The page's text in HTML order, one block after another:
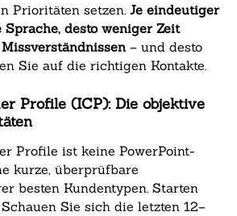
Prioritäten setzen. Je eindeutiger
desto weniger Zeit
– und desto
Sie auf die richtigen Kontakte.
Profile (ICP): Die objektive
Profile ist keine PowerPoint-
kurze, überprüfbare
besten Kundentypen. Starten
Sie sich die letzten 12–